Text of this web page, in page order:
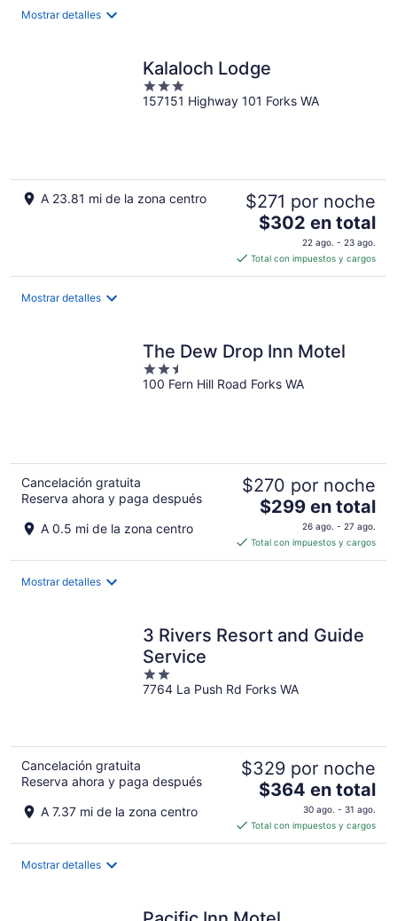
por
noche
Mostrar detalles
Kalaloch Lodge
3
out
157151 Highway 101 Forks WA
A 23.81 mi de la zona centro $271 por noche
El
es
de
por
noche
$302 en total
22 ago. - 23 ago.
Total con impuestos y cargos
Mostrar detalles
The Dew Drop Inn Motel
2.5
out
100 Fern Hill Road Forks WA
Cancelación gratuita
Reserva ahora y paga después
A 0.5 mi de la zona centro
$270 por noche
El
es
de
por
noche
$299 en total
26 ago. - 27 ago.
Total con impuestos y cargos
Mostrar detalles
3 Rivers Resort and Guide
Service
2
out
7764 La Push Rd Forks WA
Cancelación gratuita
Reserva ahora y paga después
A 7.37 mi de la zona centro
$329 por noche
El
es
de
por
$364 en total
30 ago. - 31 ago.
Total con impuestos y cargos
Mostrar detalles